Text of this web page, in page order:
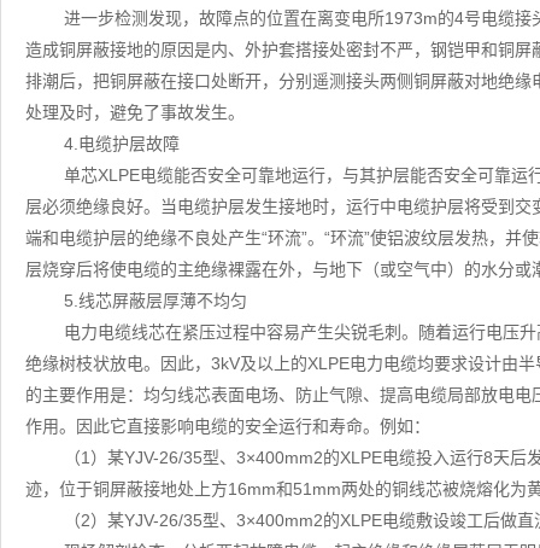
进一步检测发现，故障点的位置在离变电所1973m的4号电缆
造成铜屏蔽接地的原因是内、外护套搭接处密封不严，钢铠甲和铜
排潮后，把铜屏蔽在接口处断开，分别遥测接头两侧铜屏蔽对地绝
处理及时，避免了事故发生。
4.电缆护层故障
单芯XLPE电缆能否安全可靠地运行，与其护层能否安全可靠
层必须绝缘良好。当电缆护层发生接地时，运行中电缆护层将受到
端和电缆护层的绝缘不良处产生“环流”。“环流”使铝波纹层发热，
层烧穿后将使电缆的主绝缘裸露在外，与地下（或空气中）的水分
5.线芯屏蔽层厚薄不均匀
电力电缆线芯在紧压过程中容易产生尖锐毛刺。随着运行电压
绝缘树枝状放电。因此，3kV及以上的XLPE电力电缆均要求设计由
的主要作用是：均匀线芯表面电场、防止气隙、提高电缆局部放电
作用。因此它直接影响电缆的安全运行和寿命。例如：
（1）某YJV-26/35型、3×400mm2的XLPE电缆投入运行8天
迹，位于铜屏蔽接地处上方16mm和51mm两处的铜线芯被烧熔化为
（2）某YJV-26/35型、3×400mm2的XLPE电缆敷设竣工后做